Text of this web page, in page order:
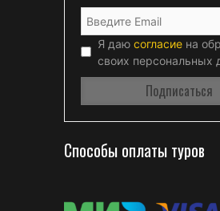
Я даю согласие на
своих персональных
Способы оплаты туров